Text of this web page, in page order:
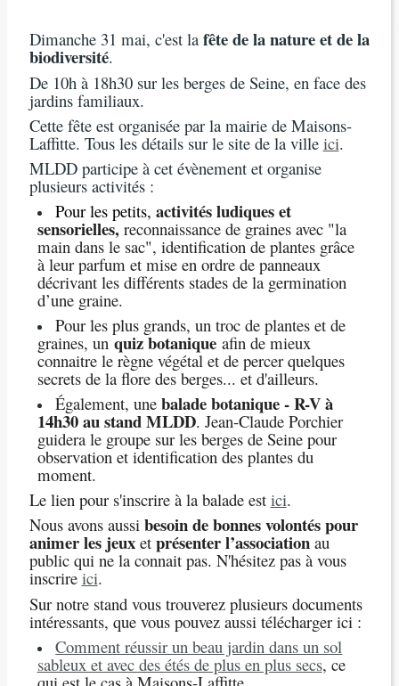
Dimanche 31 mai, c'est la fête de la nature et de la
biodiversité.
De 10h à 18h30 sur les berges de Seine, en face des
jardins familiaux.
Cette fête est organisée par la mairie de Maisons-
Laffitte. Tous les détails sur le site de la ville ici.
MLDD participe à cet évènement et organise
plusieurs activités :
Pour les petits,activités ludiques et
sensorielles, reconnaissance de graines avec "la
main dans le sac", identification de plantes grâce
à leur parfum et mise en ordre de panneaux
décrivant les différents stades de la germination
d’une graine.
Pour les plus grands, un troc de plantes et de
graines, unquiz botaniqueafin de mieux
connaitre le règne végétal et de percer quelques
secrets de la flore des berges... et d'ailleurs.
Également, unebalade botanique - R-V à
14h30 au stand MLDD. Jean-Claude Porchier
guidera le groupe sur les berges de Seine pour
observation et identification des plantes du
moment.
Le lien pour s'inscrire à la balade est ici.
Nous avons aussi besoin de bonnes volontés pour
animer les jeuxet présenter l’associationau
public qui ne la connait pas. N'hésitez pas à vous
inscrire ici.
Sur notre stand vous trouverez plusieurs documents
intéressants, que vous pouvez aussi télécharger ici :
Comment réussir un beau jardin dans un sol
sableux et avec des étés de plus en plus secs, ce